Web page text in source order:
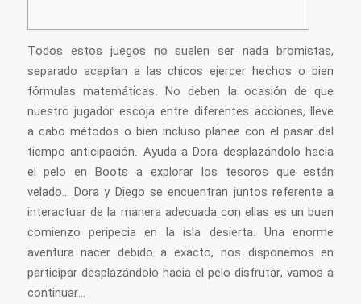
Todos estos juegos no suelen ser nada bromistas,
separado aceptan a las chicos ejercer hechos o bien
fórmulas matemáticas. No deben la ocasión de que
nuestro jugador escoja entre diferentes acciones, lleve
a cabo métodos o bien incluso planee con el pasar del
tiempo anticipación. Ayuda a Dora desplazándolo hacia
el pelo en Boots a explorar los tesoros que están
velado… Dora y Diego se encuentran juntos referente a
interactuar de la manera adecuada con ellas es un buen
comienzo peripecia en la isla desierta. Una enorme
aventura nacer debido a exacto, nos disponemos en
participar desplazándolo hacia el pelo disfrutar, vamos a
continuar…